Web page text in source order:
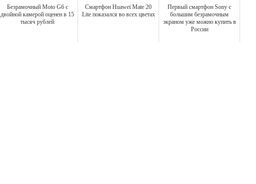
Безрамочный Moto G6 с
двойной камерой оценен в 15
тысяч рублей
Смартфон Huawei Mate 20
Lite показался во всех цветах
Первый смартфон Sony с
большим безрамочным
экраном уже можно купить в
России